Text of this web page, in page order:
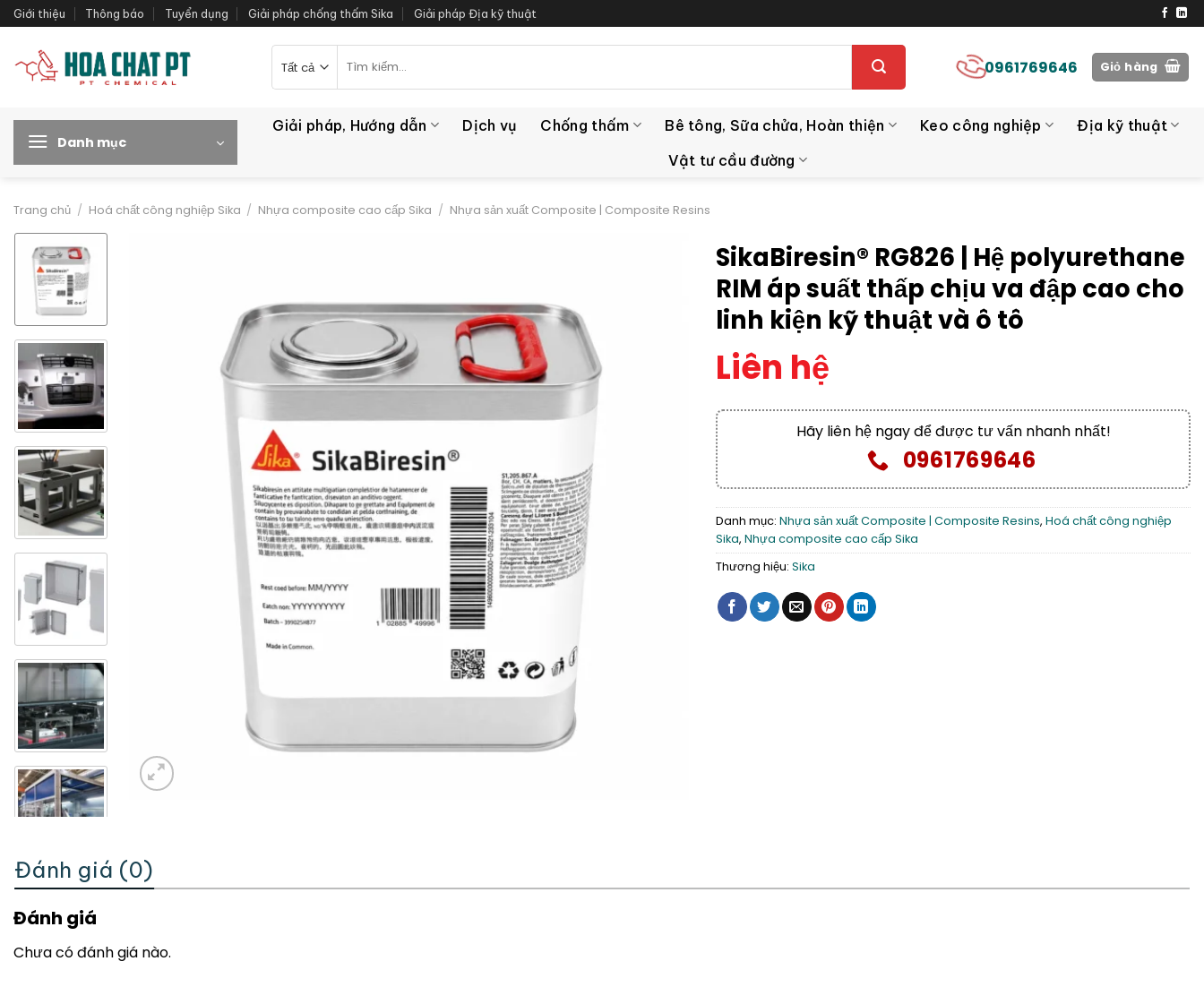
Bỏ
qua
dung
Giới thiệu Thông báo Tuyển dụng Giải pháp chống thấm Sika Giải pháp Địa kỹ thuật
kiếm:
0961769646 Giỏ hàng
Danh mục
Giải pháp, Hướng dẫn Dịch vụ Chống thấm Bê tông, Sữa chửa, Hoàn thiện Keo công nghiệp
Địa kỹ thuật
Vật tư cầu đường
Trang chủ / Hoá chất công nghiệp Sika / Nhựa composite cao cấp Sika / Nhựa sản xuất Composite | Composite Resins
SikaBiresin® RG826 | Hệ polyurethane
RIM áp suất thấp chịu va đập cao cho
linh kiện kỹ thuật và ô tô
Liên hệ
Hãy liên hệ ngay để được tư vấn nhanh nhất!
0961769646
Danh mục: Nhựa sản xuất Composite | Composite Resins, Hoá chất công nghiệp
Sika, Nhựa composite cao cấp Sika
Thương hiệu: Sika
Đánh giá (0)
Đánh giá
Chưa có đánh giá nào.